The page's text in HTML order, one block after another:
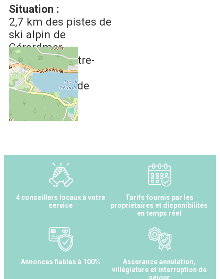
Situation :
2,7 km des pistes de
ski alpin de
Gérardmer
600 m
du centre-
ville
500 m
du lac de
Gérardmer
4 conseillers locaux à votre
service
Tarifs fournis par les
propriétaires et disponibilités
en temps réel
Annonces fiables à 100%
Assurance annulation,
villégiature et interruption de
séjour